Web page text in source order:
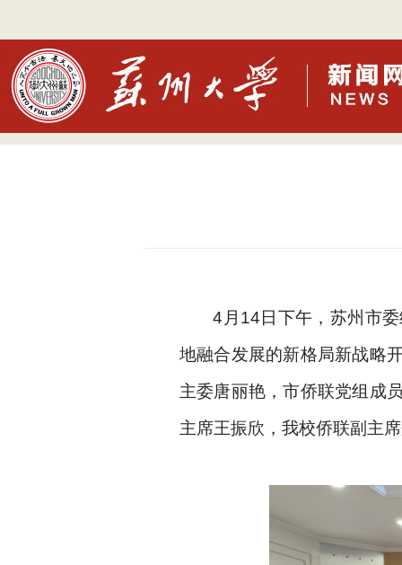
4月14日下午，苏州市
地融合发展的新格局新战略
主委唐丽艳，市侨联党组成
主席王振欣， 我校侨联副主